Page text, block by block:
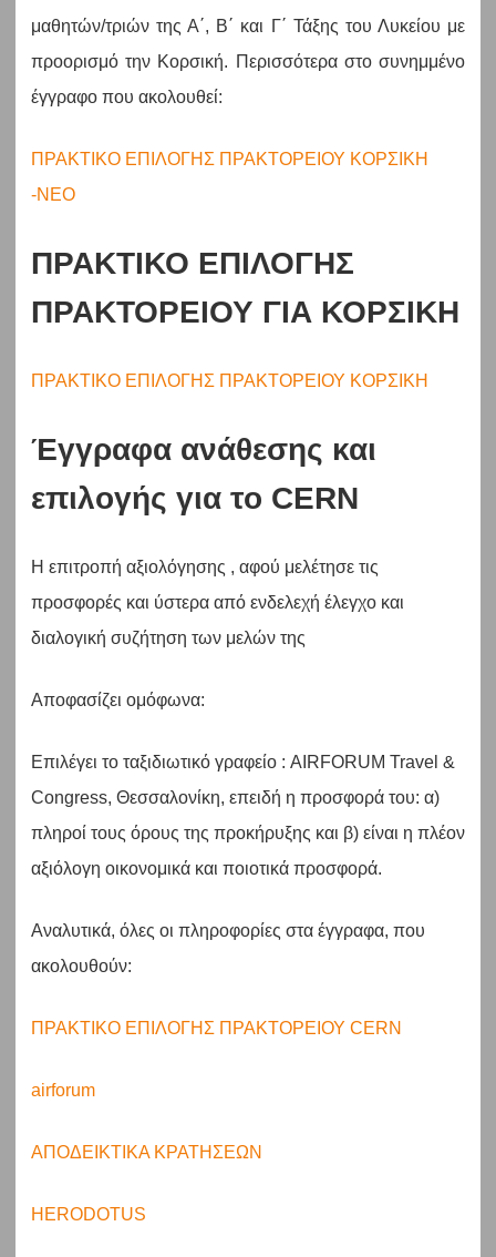
μαθητών/τριών της Α΄, Β΄ και Γ΄ Τάξης του Λυκείου με
προορισμό την Κορσική. Περισσότερα στο συνημμένο
έγγραφο που ακολουθεί:
ΠΡΑΚΤΙΚΟ ΕΠΙΛΟΓΗΣ ΠΡΑΚΤΟΡΕΙΟΥ ΚΟΡΣΙΚΗ
-ΝΕΟ
ΠΡΑΚΤΙΚΟ ΕΠΙΛΟΓΗΣ
ΠΡΑΚΤΟΡΕΙΟΥ ΓΙΑ ΚΟΡΣΙΚΗ
ΠΡΑΚΤΙΚΟ ΕΠΙΛΟΓΗΣ ΠΡΑΚΤΟΡΕΙΟΥ ΚΟΡΣΙΚΗ
Έγγραφα ανάθεσης και
επιλογής για το CERN
Η επιτροπή αξιολόγησης , αφού μελέτησε τις
προσφορές και ύστερα από ενδελεχή έλεγχο και
διαλογική συζήτηση των μελών της
Αποφασίζει ομόφωνα:
Επιλέγει το ταξιδιωτικό γραφείο : AIRFORUM Travel &
Congress, Θεσσαλονίκη, επειδή η προσφορά του: α)
πληροί τους όρους της προκήρυξης και β) είναι η πλέον
αξιόλογη οικονομικά και ποιοτικά προσφορά.
Αναλυτικά, όλες οι πληροφορίες στα έγγραφα, που
ακολουθούν:
ΠΡΑΚΤΙΚΟ ΕΠΙΛΟΓΗΣ ΠΡΑΚΤΟΡΕΙΟΥ CERN
airforum
ΑΠΟΔΕΙΚΤΙΚΑ ΚΡΑΤΗΣΕΩΝ
HERODOTUS